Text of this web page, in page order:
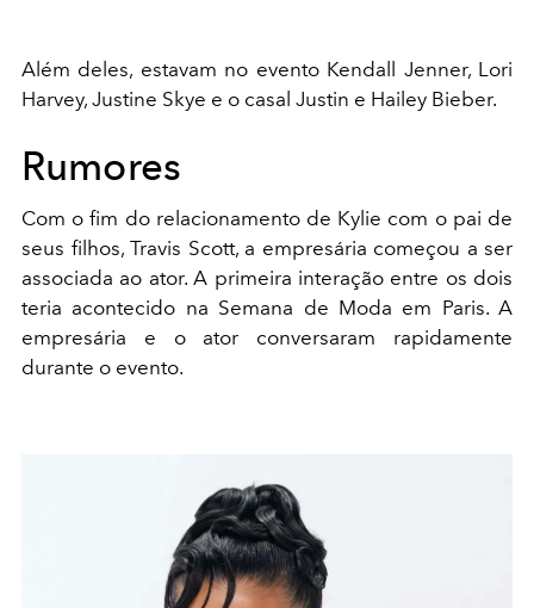
Além deles, estavam no evento Kendall Jenner, Lori
Harvey, Justine Skye e o casal Justin e Hailey Bieber.
Rumores
Com o fim do relacionamento de Kylie com o pai de
seus filhos, Travis Scott, a empresária começou a ser
associada ao ator. A primeira interação entre os dois
teria acontecido na Semana de Moda em Paris. A
empresária e o ator conversaram rapidamente
durante o evento.